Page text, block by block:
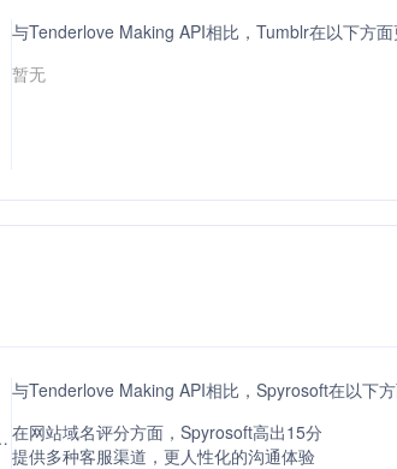
与Tenderlove Making API相比，Tumblr在以下方面
暂无
与Tenderlove Making API相比，Spyrosoft在以下方
在网站域名评分方面，Spyrosoft高出15分
提供多种客服渠道，更人性化的沟通体验